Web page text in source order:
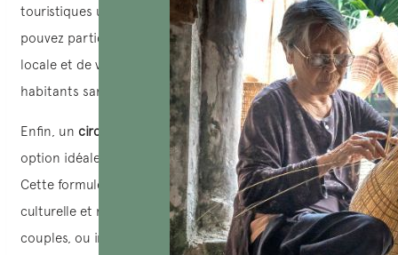
touristiques uniques et d’activités locales auxquelles vous
pouvez participer, vous permettant de découvrir la culture
locale et de vous immerger dans la vie quotidienne des
habitants sans risque de vous ennuyer.
Enfin, un circuit Vietnam + extension plageconstitue une
option idéale pour les
voyages en coupleou en famille.
Cette formule offre un équilibre parfait entre découverte
culturelle et moments de détente romantique pour les
couples, ou intime en famille. Elle permet à chaque